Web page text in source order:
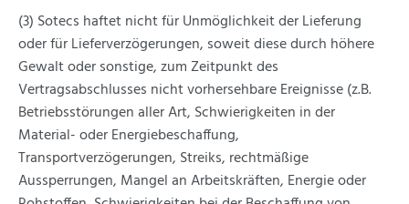
(3) Sotecs haftet nicht für Unmöglichkeit der Lieferung
oder für Lieferverzögerungen, soweit diese durch höhere
Gewalt oder sonstige, zum Zeitpunkt des
Vertragsabschlusses nicht vorhersehbare Ereignisse (z.B.
Betriebsstörungen aller Art, Schwierigkeiten in der
Material- oder Energiebeschaffung,
Transportverzögerungen, Streiks, rechtmäßige
Aussperrungen, Mangel an Arbeitskräften, Energie oder